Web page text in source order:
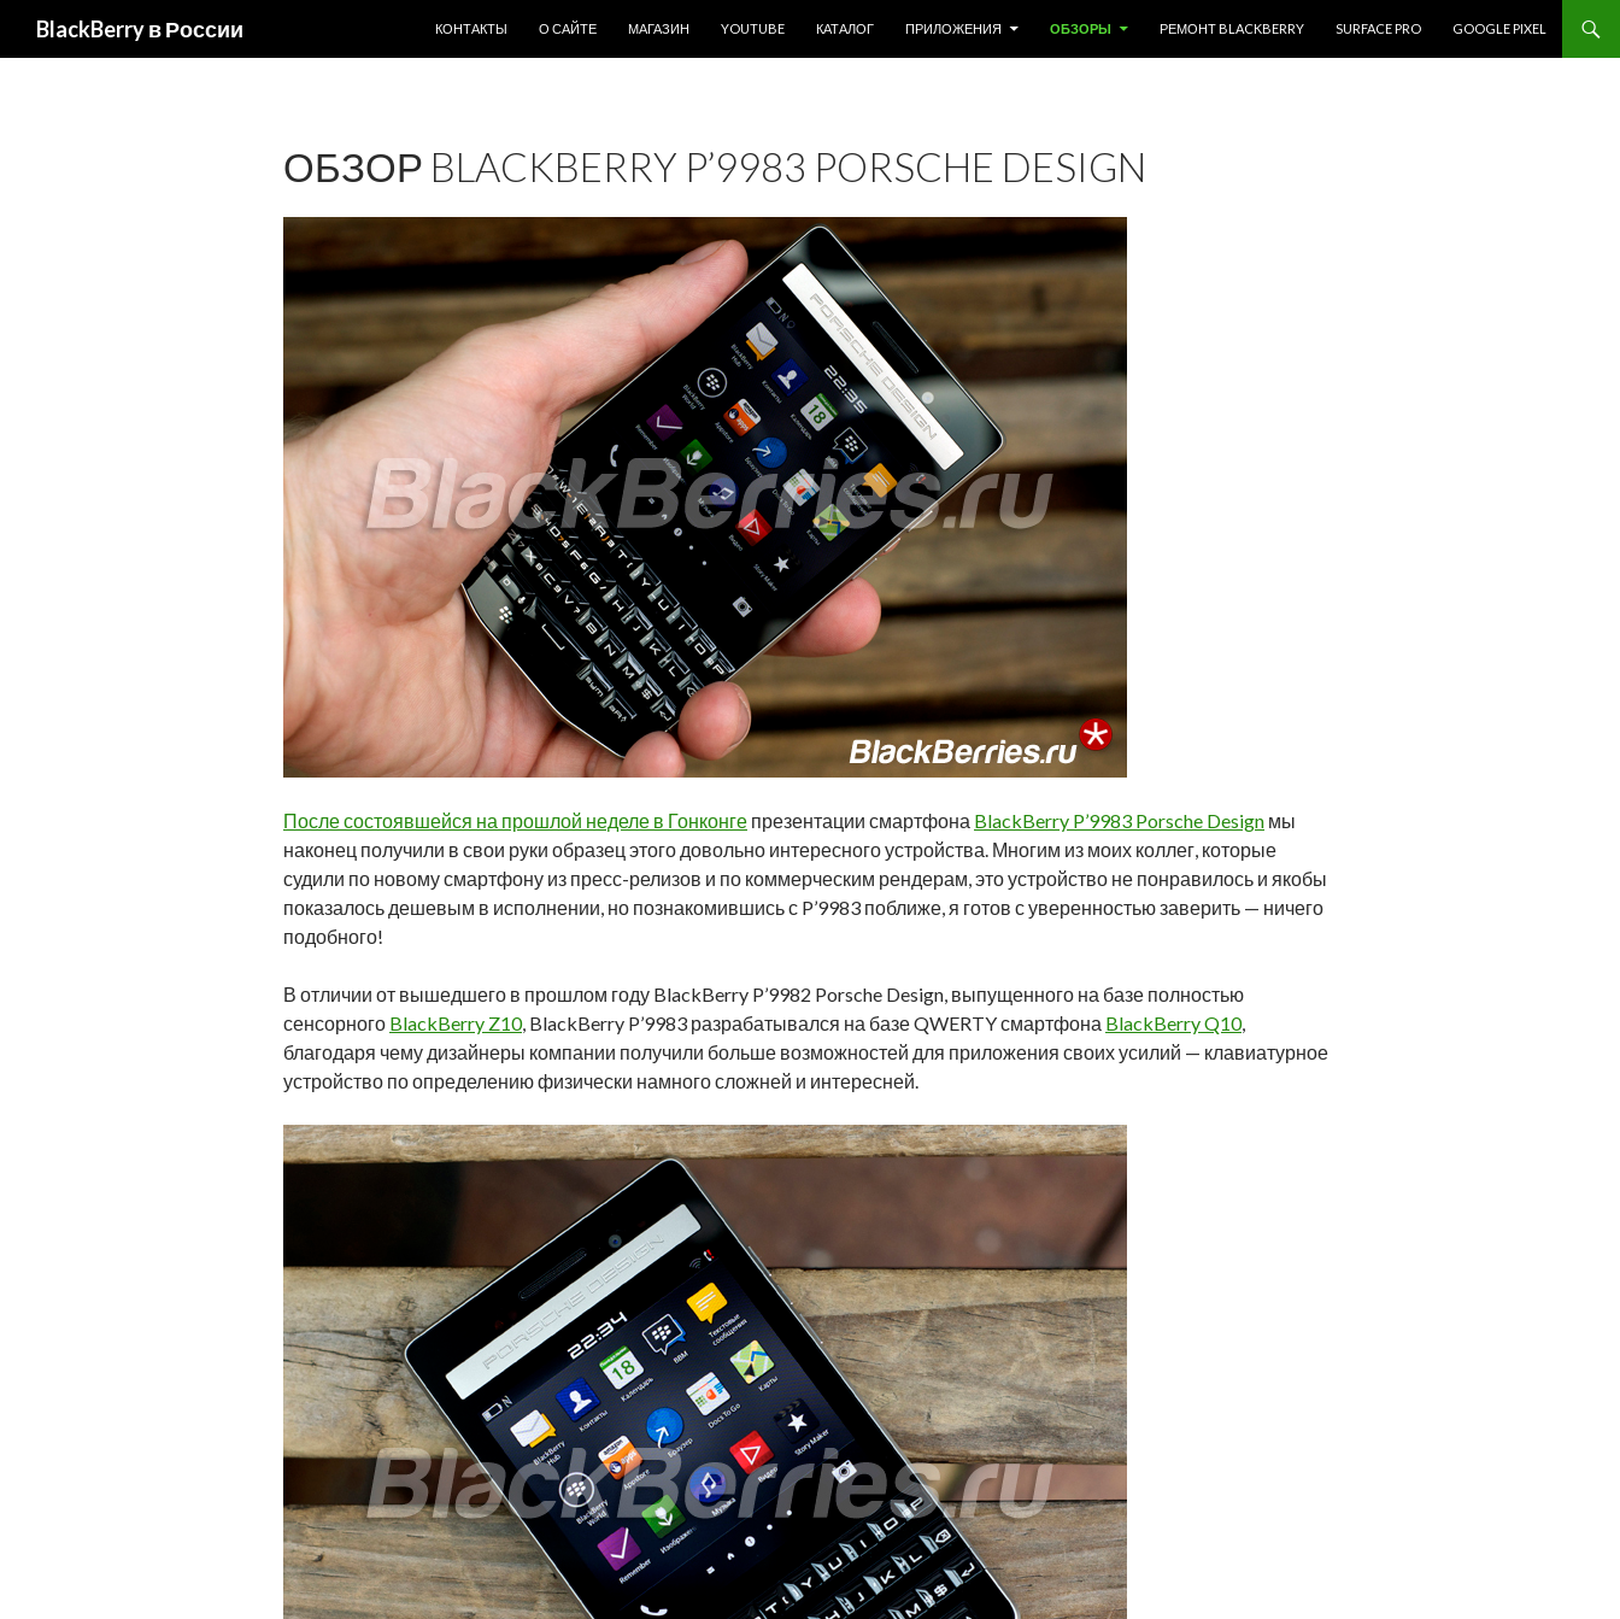
BlackBerry в России
КОНТАКТЫ
О САЙТЕ МАГАЗИН YOUTUBE КАТАЛОГ ПРИЛОЖЕНИЯ ОБЗОРЫ РЕМОНТ BLACKBERRY SURFACE PRO GOOGLE PIXEL
ОБЗОР BLACKBERRY P’9983 PORSCHE DESIGN
После состоявшейся на прошлой неделе в Гонконге презентации смартфона BlackBerry P’9983 Porsche Design мы
наконец получили в свои руки образец этого довольно интересного устройства. Многим из моих коллег, которые
судили по новому смартфону из пресс-релизов и по коммерческим рендерам, это устройство не понравилось и якобы
показалось дешевым в исполнении, но познакомившись с P’9983 поближе, я готов с уверенностью заверить — ничего
подобного!
В отличии от вышедшего в прошлом году BlackBerry P’9982 Porsche Design, выпущенного на базе полностью
сенсорного BlackBerry Z10, BlackBerry P’9983 разрабатывался на базе QWERTY смартфона BlackBerry Q10,
благодаря чему дизайнеры компании получили больше возможностей для приложения своих усилий — клавиатурное
устройство по определению физически намного сложней и интересней.